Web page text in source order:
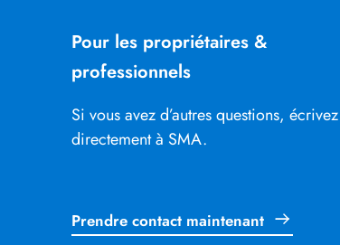
Pour les propriétaires &
professionnels
Si vous avez d’autres questions, écrivez
directement à SMA.
Prendre contact maintenant